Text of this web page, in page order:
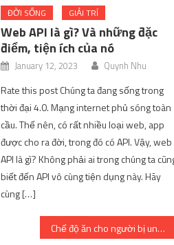
ĐỜI SỐNG GIẢI TRÍ
Web API là gì? Và những đặc
điểm, tiện ích của nó
January 12, 2023 Quynh Nhu
Rate this post Chúng ta đang sống trong
thời đại 4.0. Mạng internet phủ sóng toàn
cầu. Thế nên, có rất nhiều loại web, app
được cho ra đời, trong đó có API. Vậy, web
API là gì? Không phải ai trong chúng ta
biết đến API vô cùng tiện dụng này. Hãy
cùng […]
Chế độ ăn cho người bị ung thư máu